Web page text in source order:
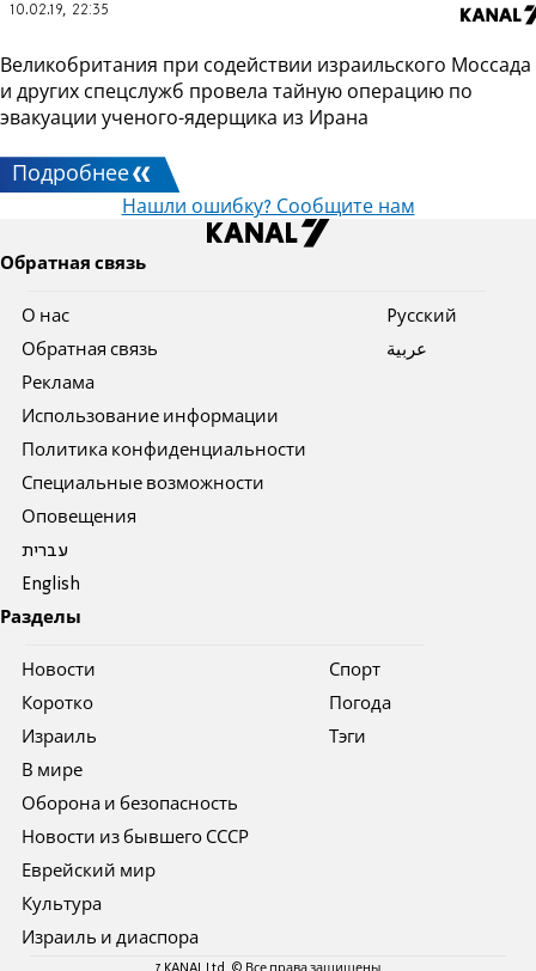
10.02.19, 22:35
Великобритания при содействии израильского Моссада
и других спецслужб провела тайную операцию по
эвакуации ученого-ядерщика из Ирана
Подробнее
Нашли ошибку? Сообщите нам
Обратная связь
О нас
Обратная связь
Реклама
Использование информации
Политика конфиденциальности
Специальные возможности
Оповещения
עברית
English
Pусский
عربية
Разделы
Новости
Коротко
Израиль
В мире
Оборона и безопасность
Новости из бывшего СССР
Еврейский мир
Культура
Израиль и диаспора
Спорт
Погода
Тэги